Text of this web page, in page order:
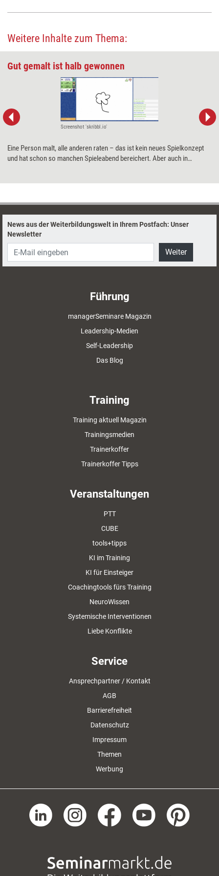
Weitere Inhalte zum Thema:
Gut gemalt ist halb gewonnen
Screenshot 'skribbl.io'
Eine Person malt, alle anderen raten – das ist kein neues Spielkonzept
und hat schon so manchen Spieleabend bereichert. Aber auch in
News aus der Weiterbildungswelt in Ihrem Postfach: Unser
Newsletter
Weiter
Führung
managerSeminare Magazin
Leadership-Medien
Self-Leadership
Das Blog
Training
Training aktuell Magazin
Trainingsmedien
Trainerkoffer
Trainerkoffer Tipps
Veranstaltungen
PTT
CUBE
tools+tipps
KI im Training
KI für Einsteiger
Coachingtools fürs Training
NeuroWissen
Systemische Interventionen
Liebe Konflikte
Service
Ansprechpartner / Kontakt
AGB
Barrierefreiheit
Datenschutz
Impressum
Themen
Werbung